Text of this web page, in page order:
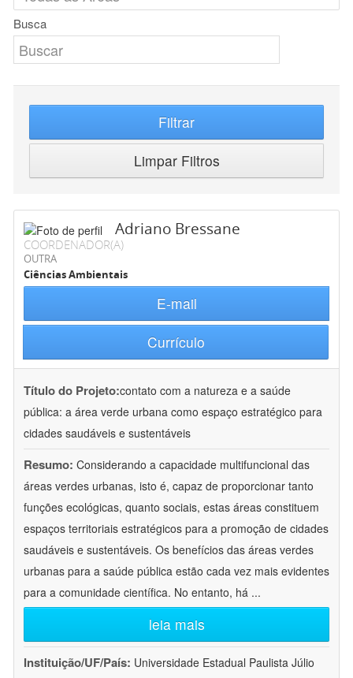
Busca
Filtrar
Limpar Filtros
Adriano Bressane
COORDENADOR(A)
OUTRA
Ciências Ambientais
E-mail
Currículo
Título do Projeto:contato com a natureza e a saúde
pública: a área verde urbana como espaço estratégico para
cidades saudáveis e sustentáveis
Resumo: Considerando a capacidade multifuncional das
áreas verdes urbanas, isto é, capaz de proporcionar tanto
funções ecológicas, quanto sociais, estas áreas constituem
espaços territoriais estratégicos para a promoção de cidades
saudáveis e sustentáveis. Os benefícios das áreas verdes
urbanas para a saúde pública estão cada vez mais evidentes
para a comunidade científica. No entanto, há ...
leia mais
Instituição/UF/País: Universidade Estadual Paulista Júlio